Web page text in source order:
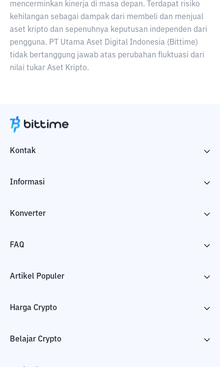
mencerminkan kinerja di masa depan. Terdapat risiko
kehilangan sebagai dampak dari membeli dan menjual
aset kripto dan sepenuhnya keputusan independen dari
pengguna. PT Utama Aset Digital Indonesia (Bittime)
tidak bertanggung jawab atas perubahan fluktuasi dari
nilai tukar Aset Kripto.
Kontak
Informasi
Konverter
FAQ
Artikel Populer
Harga Crypto
Belajar Crypto